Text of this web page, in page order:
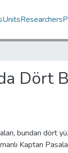
UnitsResearchers
Dört
bundan dört
Kaptan